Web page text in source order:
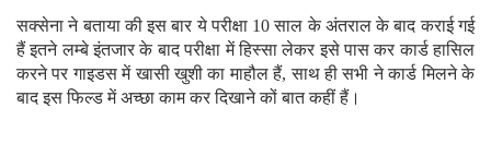
सक्सेना ने बताया की इस बार ये परीक्षा 10 साल के अंतराल के बाद कराई गई
हैं इतने लम्बे इंतजार के बाद परीक्षा में हिस्सा लेकर इसे पास कर कार्ड हासिल
करने पर गाइडस में खासी खुशी का माहौल हैं, साथ ही सभी ने कार्ड मिलने के
बाद इस फिल्ड में अच्छा काम कर दिखाने कों बात कहीं हैं।